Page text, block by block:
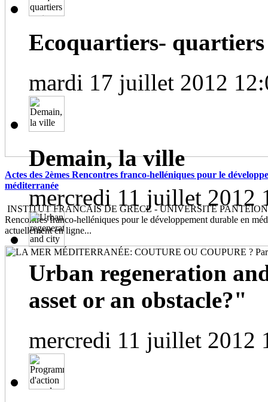
Actes des 2èmes Rencontres franco-helléniques pour le
méditerranée
INSTITUT FRANCAIS DE GRECE - UNIVERSITE PANTEION
Rencontres franco-helléniques pour le développement durable en
actuellement en ligne...
Ecoquartiers- quartiers
mardi 17 juillet 2012
Demain, la ville
mercredi 11 juillet 2012
Urban regeneration
asset or an obstacle?"
mercredi 11 juillet 2012